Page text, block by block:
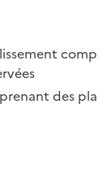
comp
des pla